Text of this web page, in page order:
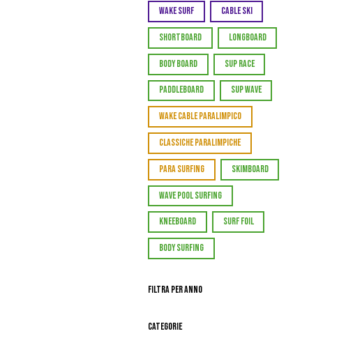
WAKE SURF CABLE SKI
SHORTBOARD LONGBOARD
BODY BOARD SUP RACE
PADDLEBOARD SUP WAVE
WAKE CABLE PARALIMPICO
CLASSICHE PARALIMPICHE
PARA SURFING SKIMBOARD
WAVE POOL SURFING
KNEEBOARD SURF FOIL
BODY SURFING
Filtra per Anno
Categorie